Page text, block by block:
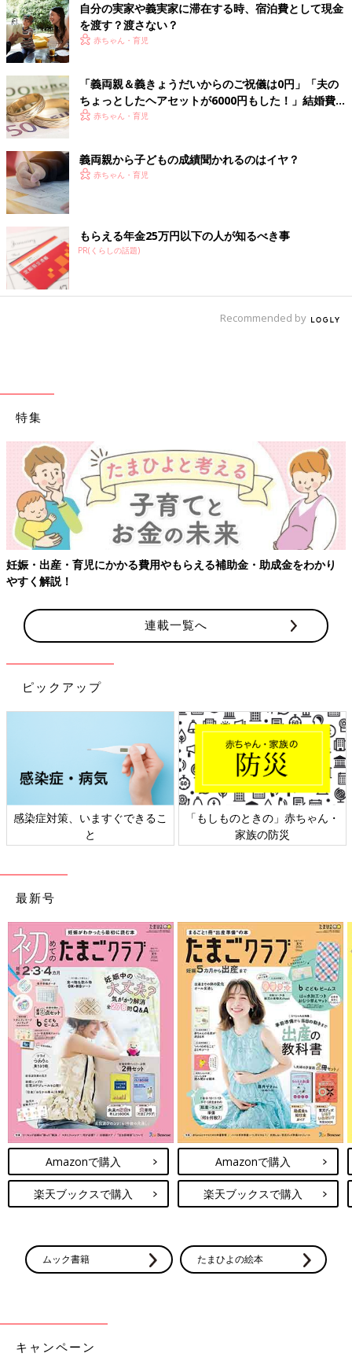
な声が寄せられました。
どんなに仲が良かったとしても、会う機会が多かったり、仲良く
なりすぎると嫌な部分というのはどうしても見えてきます。ある
程度の距離をとったほうがお互いの関係安定につながるかもしれ
ませんね。
（文：ふくだりょうこ）
■文中のコメントは『ウィメンズパーク』の投稿を再編集したも
のです。
自分の実家や義実家に滞在する時、宿泊費として現金
を渡す？渡さない？
赤ちゃん・育児
「義両親＆義きょうだいからのご祝儀は0円」「夫の
ちょっとしたヘアセットが6000円もした！」結婚費
用で一番節約したモノは？モヤっとエピソードも！
赤ちゃん・育児
義両親から子どもの成績聞かれるのはイヤ？
赤ちゃん・育児
もらえる年金25万円以下の人が知るべき事
PR(くらしの話題)
Recommended by
特集
妊娠・出産・育児にかかる費用やもらえる補助金・助成金をわかり
やすく解説！
連載一覧へ
ピックアップ
感染症対策、いますぐできるこ
と
「もしものときの」赤ちゃん・
家族の防災
最新号
Amazonで購入
楽天ブックスで購入
Amazonで購入
楽天ブックスで購入
ムック書籍 たまひよの絵本
キャンペーン